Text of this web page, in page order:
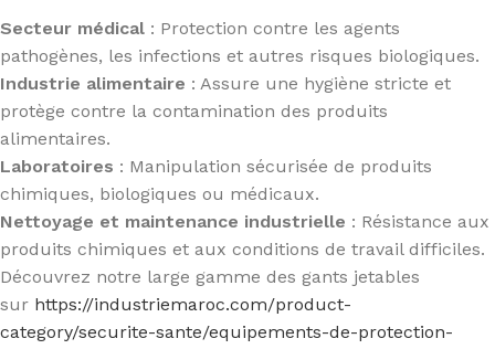
Secteur médical : Protection contre les agents
pathogènes, les infections et autres risques biologiques.
Industrie alimentaire : Assure une hygiène stricte et
protège contre la contamination des produits
alimentaires.
Laboratoires : Manipulation sécurisée de produits
chimiques, biologiques ou médicaux.
Nettoyage et maintenance industrielle : Résistance aux
produits chimiques et aux conditions de travail difficiles.
Découvrez notre large gamme des gants jetables
sur https://industriemaroc.com/product-
category/securite-sante/equipements-de-protection-